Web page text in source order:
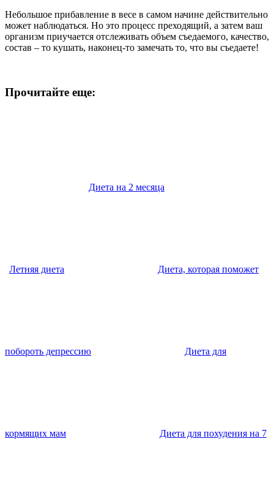
Небольшое прибавление в весе в самом начине действительно
может наблюдаться. Но это процесс преходящий, а затем ваш
организм приучается отслеживать объем съедаемого, качество,
состав – то кушать, наконец-то замечать то, что вы съедаете!
Прочитайте еще:
Диета на 2 месяца
Летняя диета Диета, которая поможет
побороть депрессию Диета для
кормящих мам Диета для похудения на 7